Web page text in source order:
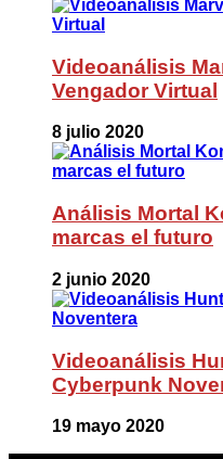
Videoanálisis
Vengador Virtual
8 julio 2020
Análisis Mortal
marcas el futuro
2 junio 2020
Videoanálisis
Cyberpunk
19 mayo 2020